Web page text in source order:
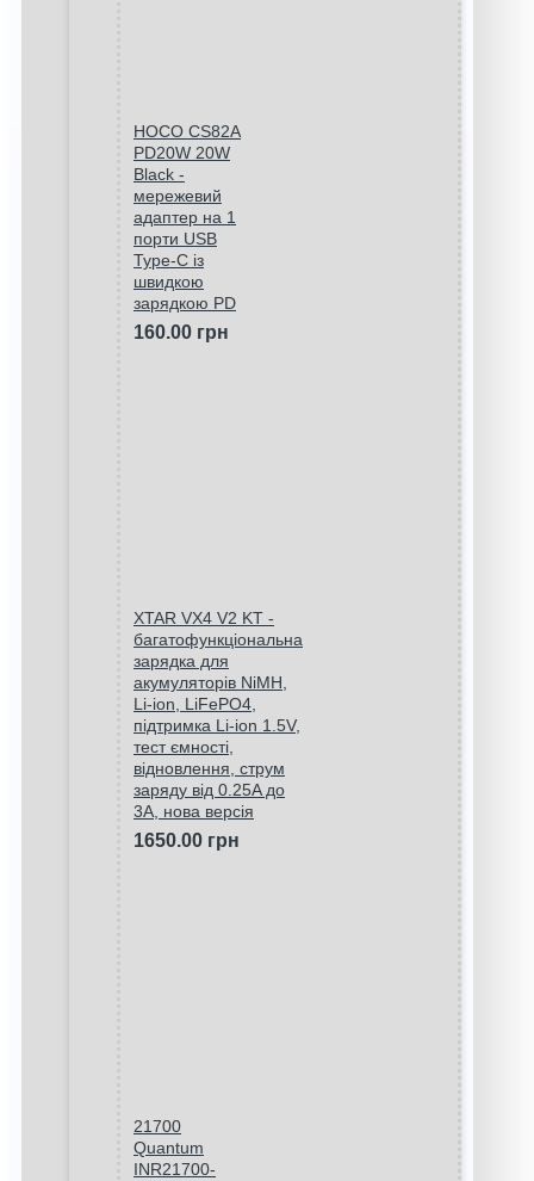
HOCO CS82A
PD20W 20W
Black -
мережевий
адаптер на 1
порти USB
Type-C із
швидкою
зарядкою PD
160.00 грн
XTAR VX4 V2 KT -
багатофункціональна
зарядка для
акумуляторів NiMH,
Li-ion, LiFePO4,
підтримка Li-ion 1.5V,
тест ємності,
відновлення, струм
заряду від 0.25A до
3A, нова версія
1650.00 грн
21700
Quantum
INR21700-